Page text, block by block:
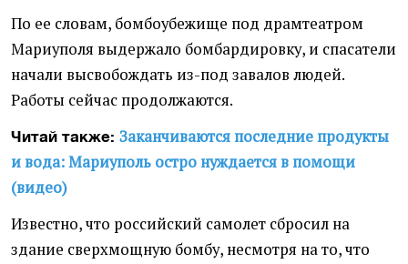
По ее словам, бомбоубежище под драмтеатром
Мариуполя выдержало бомбардировку, и спасатели
начали высвобождать из-под завалов людей.
Работы сейчас продолжаются.
Читай также: Заканчиваются последние продукты
и вода: Мариуполь остро нуждается в помощи
(видео)
Известно, что российский самолет сбросил на
здание сверхмощную бомбу, несмотря на то, что